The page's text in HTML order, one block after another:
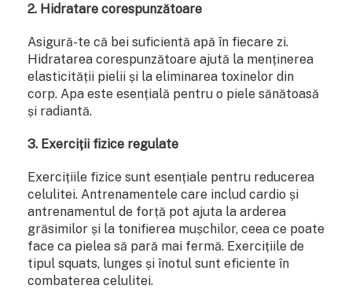
2. Hidratare corespunzătoare
Asigură-te că bei suficientă apă în fiecare zi.
Hidratarea corespunzătoare ajută la menținerea
elasticității pielii și la eliminarea toxinelor din
corp. Apa este esențială pentru o piele sănătoasă
și radiantă.
3. Exerciții fizice regulate
Exercițiile fizice sunt esențiale pentru reducerea
celulitei. Antrenamentele care includ cardio și
antrenamentul de forță pot ajuta la arderea
grăsimilor și la tonifierea mușchilor, ceea ce poate
face ca pielea să pară mai fermă. Exercițiile de
tipul squats, lunges și înotul sunt eficiente în
combaterea celulitei.